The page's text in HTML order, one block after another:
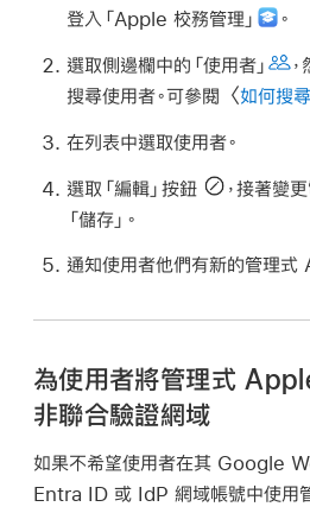
登入「Apple 校務管理」
。
選取側邊欄中的「使用者」
搜尋使用者。可參閱〈如何搜尋
在列表中選取使用者。
選取「編輯」按鈕
，接著變
「儲存」。
通知使用者他們有新的管理式
為使用者將管理式
非聯合驗證網域
如果不希望使用者在其 Google
Entra ID 或 IdP 網域帳號中使用